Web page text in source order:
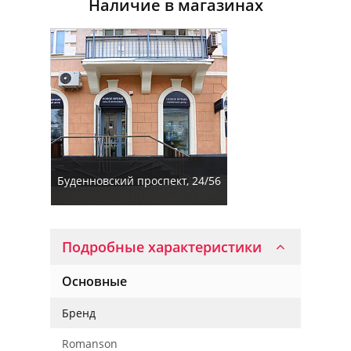
Наличие в магазинах
Буденновский проспект, 24/56
Подробные характеристики
Основные
Бренд
Romanson